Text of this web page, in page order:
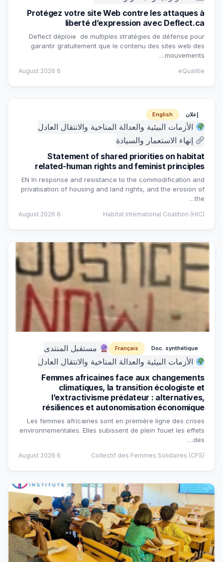
Protégez votre site Web contre les attaques à
liberté d’expression avec Deflect.ca
Deflect déploie de multiples stratégies de défense pour
garantir gratuitement que le contenu des sites web des
mouvements…
eQualitie
6 August 2026
إعلان English
الأزمات البيئية والعدالة المناخية والانتقال العادل
إنهاء الاستعمار والسيادة
Statement of shared priorities on habitat
related-human rights and feminist principles
EN In response and resistance to the commodification and
privatisation of housing and land rights, and the erosion of
the…
Habitat International Coalition (HIC)
6 August 2026
Doc. synthétique
Français
مستقبل المنتدى
الأزمات البيئية والعدالة المناخية والانتقال العادل
Femmes africaines face aux changements
climatiques, la transition écologiste et
l’extractivisme prédateur : alternatives,
résiliences et autonomisation économique
Les femmes africaines sont en première ligne des crises
environnementales. Elles subissent de plein fouet les effets
des…
Collectif des Femmes Solidaires (CFS)
6 August 2026